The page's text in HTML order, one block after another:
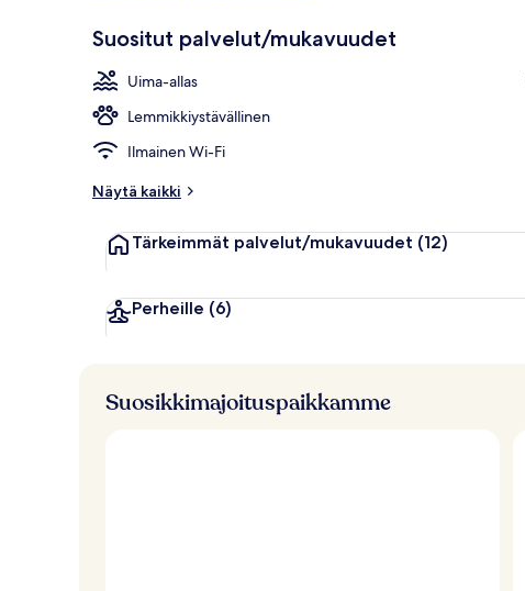
Suositut palvelut/mukavuudet
Uima-allas
Lemmikkiystävällinen
Ilmainen Wi-Fi
Näytä kaikki
Tärkeimmät palvelut/mukavuudet (12)
Perheille (6)
Suosikkimajoituspaikkamme